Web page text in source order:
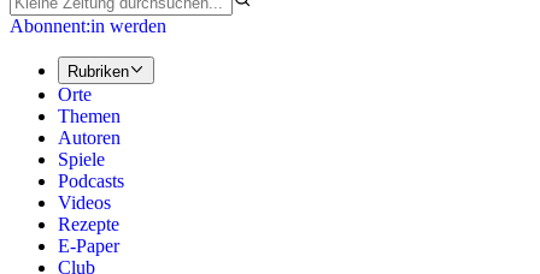
Abonnent:in werden
Rubriken
Orte
Themen
Autoren
Spiele
Podcasts
Videos
Rezepte
E-Paper
Club